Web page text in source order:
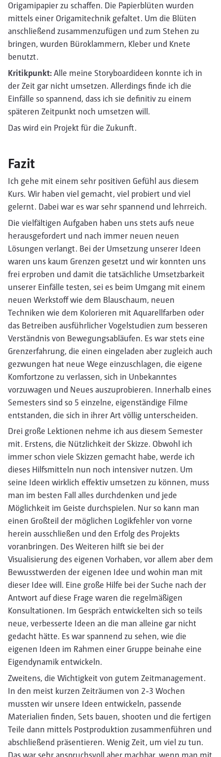
Origamipapier zu schaffen. Die Papierblüten wurden
mittels einer Origamitechnik gefaltet. Um die Blüten
anschließend zusammenzufügen und zum Stehen zu
bringen, wurden Büroklammern, Kleber und Knete
benutzt.
Kritikpunkt: Alle meine Storyboardideen konnte ich in
der Zeit gar nicht umsetzen. Allerdings finde ich die
Einfälle so spannend, dass ich sie definitiv zu einem
späteren Zeitpunkt noch umsetzen will.
Das wird ein Projekt für die Zukunft.
Fazit
Ich gehe mit einem sehr positiven Gefühl aus diesem
Kurs. Wir haben viel gemacht, viel probiert und viel
gelernt. Dabei war es war sehr spannend und lehrreich.
Die vielfältigen Aufgaben haben uns stets aufs neue
herausgefordert und nach immer neuen neuen
Lösungen verlangt. Bei der Umsetzung unserer Ideen
waren uns kaum Grenzen gesetzt und wir konnten uns
frei erproben und damit die tatsächliche Umsetzbarkeit
unserer Einfälle testen, sei es beim Umgang mit einem
neuen Werkstoff wie dem Blauschaum, neuen
Techniken wie dem Kolorieren mit Aquarellfarben oder
das Betreiben ausführlicher Vogelstudien zum besseren
Verständnis von Bewegungsabläufen. Es war stets eine
Grenzerfahrung, die einen eingeladen aber zugleich auch
gezwungen hat neue Wege einzuschlagen, die eigene
Komfortzone zu verlassen, sich in Unbekanntes
vorzuwagen und Neues auszuprobieren. Innerhalb eines
Semesters sind so 5 einzelne, eigenständige Filme
entstanden, die sich in ihrer Art völlig unterscheiden.
Drei große Lektionen nehme ich aus diesem Semester
mit. Erstens, die Nützlichkeit der Skizze. Obwohl ich
immer schon viele Skizzen gemacht habe, werde ich
dieses Hilfsmitteln nun noch intensiver nutzen. Um
seine Ideen wirklich effektiv umsetzen zu können, muss
man im besten Fall alles durchdenken und jede
Möglichkeit im Geiste durchspielen. Nur so kann man
einen Großteil der möglichen Logikfehler von vorne
herein ausschließen und den Erfolg des Projekts
voranbringen. Des Weiteren hilft sie bei der
Visualisierung des eigenen Vorhaben, vor allem aber dem
Bewusstwerden der eigenen Idee und wohin man mit
dieser Idee will. Eine große Hilfe bei der Suche nach der
Antwort auf diese Frage waren die regelmäßigen
Konsultationen. Im Gespräch entwickelten sich so teils
neue, verbesserte Ideen an die man alleine gar nicht
gedacht hätte. Es war spannend zu sehen, wie die
eigenen Ideen im Rahmen einer Gruppe beinahe eine
Eigendynamik entwickeln.
Zweitens, die Wichtigkeit von gutem Zeitmanagement.
In den meist kurzen Zeiträumen von 2-3 Wochen
mussten wir unsere Ideen entwickeln, passende
Materialien finden, Sets bauen, shooten und die fertigen
Teile dann mittels Postproduktion zusammenführen und
abschließend präsentieren. Wenig Zeit, um viel zu tun.